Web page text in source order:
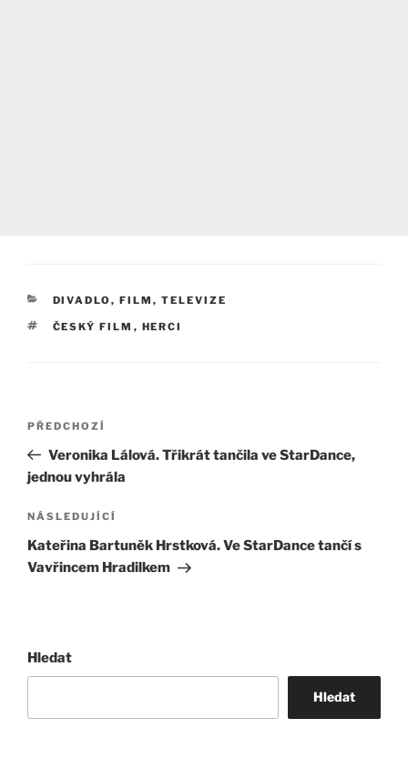
RUBRIKY
DIVADLO, FILM, TELEVIZE
ŠTÍTKY
ČESKÝ FILM , HERCI
Navigace
příspěvek
Předchozí
příspěvek
PŘEDCHOZÍ
Veronika Lálová. Třikrát tančila ve StarDance,
jednou vyhrála
Následující
příspěvek
NÁSLEDUJÍCÍ
Kateřina Bartuněk Hrstková. Ve StarDance tančí s
Vavřincem Hradilkem
Hledat
Hledat